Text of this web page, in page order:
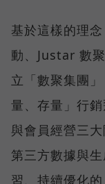
基於這樣的理
動、Justar 數
立「數聚集團
量、存量」行
與會員經營三
第三方數據與
習、持續優化